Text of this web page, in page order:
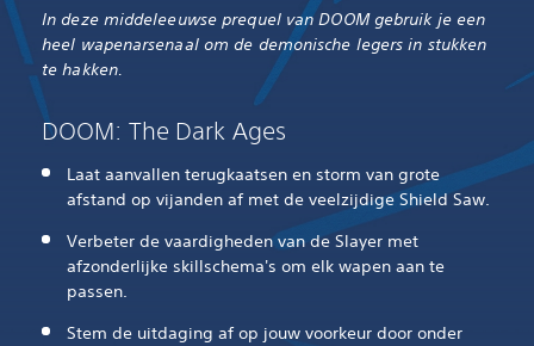
In deze middeleeuwse prequel van DOOM gebruik je een
heel wapenarsenaal om de demonische legers in stukken
te hakken.‎
DOOM: The Dark Ages
Laat aanvallen terugkaatsen en storm van grote
afstand op vijanden af met de veelzijdige Shield Saw.
Verbeter de vaardigheden van de Slayer met
afzonderlijke skillschema's om elk wapen aan te
passen.
Stem de uitdaging af op jouw voorkeur door onder